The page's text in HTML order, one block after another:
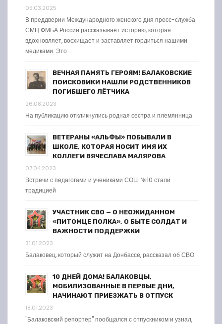
05.03.2025
В преддверии Международного женского дня пресс-служба
СМЦ ФМБА России рассказывает историю, которая
вдохновляет, восхищает и заставляет гордиться нашими
медиками. Это …
ВЕЧНАЯ ПАМЯТЬ ГЕРОЯМ! БАЛАКОВСКИЕ
ПОИСКОВИКИ НАШЛИ РОДСТВЕННИКОВ
ПОГИБШЕГО ЛЁТЧИКА
26.08.2023
На публикацию откликнулись родная сестра и племянница
ВЕТЕРАНЫ «АЛЬФЫ» ПОБЫВАЛИ В
ШКОЛЕ, КОТОРАЯ НОСИТ ИМЯ ИХ
КОЛЛЕГИ ВЯЧЕСЛАВА МАЛЯРОВА
07.04.2023
Встречи с педагогами и учениками СОШ №10 стали
традицией
УЧАСТНИК СВО — О НЕОЖИДАННОМ
«ПИТОМЦЕ ПОЛКА», О БЫТЕ СОЛДАТ И
ВАЖНОСТИ ПОДДЕРЖКИ
31.01.2023
Балаковец, который служит на Донбассе, рассказал об СВО
10 ДНЕЙ ДОМА! БАЛАКОВЦЫ,
МОБИЛИЗОВАННЫЕ В ПЕРВЫЕ ДНИ,
НАЧИНАЮТ ПРИЕЗЖАТЬ В ОТПУСК
18.01.2023
"Балаковский репортер" пообщался с отпускником и узнал,